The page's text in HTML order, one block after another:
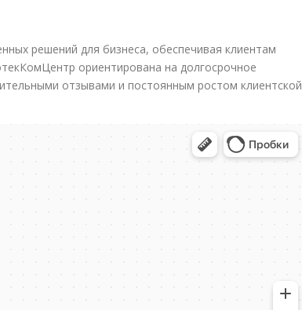
решений для бизнеса, обеспечивая клиентам
ориентирована на долгосрочное
отзывами и постоянным ростом клиентской